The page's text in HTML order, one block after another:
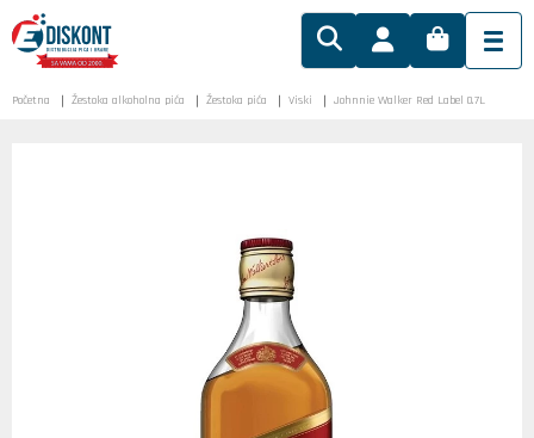
Početna Žestoka alkoholna pića Žestoka pića Viski Johnnie Walker Red Label 0.7L